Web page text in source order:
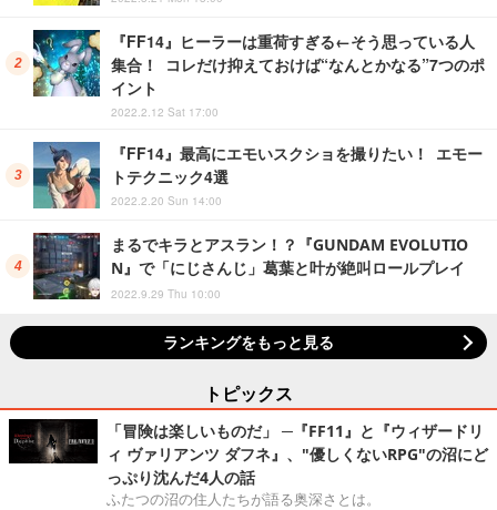
『FF14』ヒーラーは重荷すぎる←そう思っている人
集合！ コレだけ抑えておけば“なんとかなる”7つのポ
イント
2022.2.12 Sat 17:00
『FF14』最高にエモいスクショを撮りたい！ エモー
トテクニック4選
2022.2.20 Sun 14:00
まるでキラとアスラン！？『GUNDAM EVOLUTIO
N』で「にじさんじ」葛葉と叶が絶叫ロールプレイ
2022.9.29 Thu 10:00
ランキングをもっと見る
トピックス
「冒険は楽しいものだ」 ─『FF11』と『ウィザードリ
ィ ヴァリアンツ ダフネ』、"優しくないRPG"の沼にど
っぷり沈んだ4人の話
ふたつの沼の住人たちが語る奥深さとは。